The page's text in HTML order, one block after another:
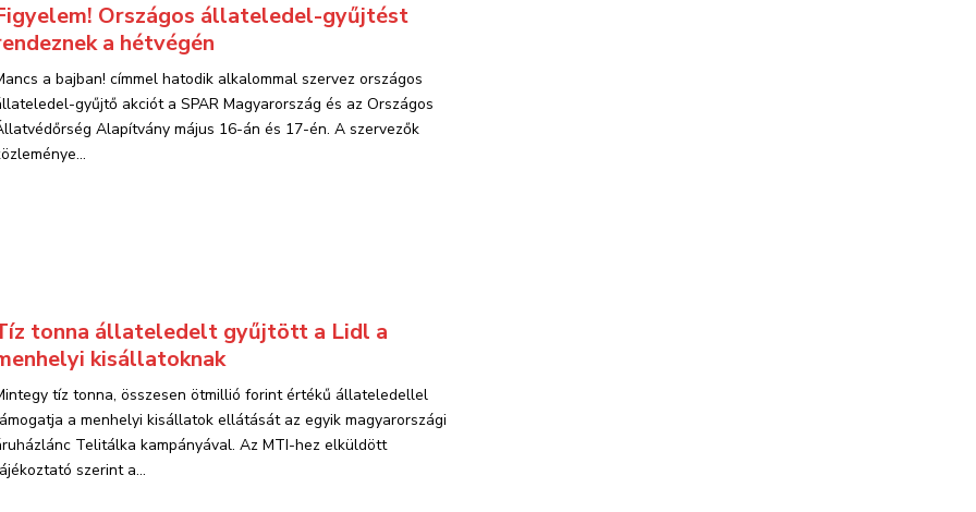
Országos állateledel-gyűjtést
a hétvégén
a bajban! címmel hatodik alkalommal szervez országos
gyűjtő akciót a SPAR Magyarország és az Országos
Alapítvány május 16-án és 17-én. A szervezők
tonna állateledelt gyűjtött a Lidl a
kisállatoknak
tíz tonna, összesen ötmillió forint értékű állateledellel
a menhelyi kisállatok ellátását az egyik magyarországi
Telitálka kampányával. Az MTI-hez elküldött
szerint a...